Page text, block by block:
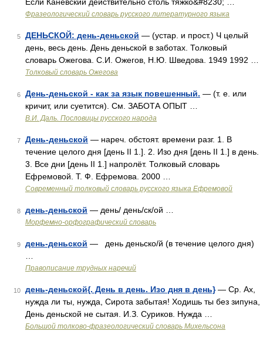
Фразеологический словарь русского литературного языка
5 ДЕНЬСКОЙ: день-деньской — (устар. и прост.) Ч целый
день, весь день. День деньской в заботах. Толковый
словарь Ожегова. С.И. Ожегов, Н.Ю. Шведова. 1949 1992 …
Толковый словарь Ожегова
6 День-деньской - как за язык повешенный. — (т. е. или
кричит, или суетится). См. ЗАБОТА ОПЫТ …
В.И. Даль. Пословицы русского народа
7 День-деньской — нареч. обстоят. времени разг. 1. В
течение целого дня [день II 1.]. 2. Изо дня [день II 1.] в день.
3. Все дни [день II 1.] напролёт. Толковый словарь
Ефремовой. Т. Ф. Ефремова. 2000 …
Современный толковый словарь русского языка Ефремовой
8 день-деньской — день/ день/ск/ой …
Морфемно-орфографический словарь
9 день-деньской — день деньско/й (в течение целого дня)
Правописание трудных наречий
10 день-деньской{. День в день. Изо дня в день}— Ср. Ах,
нужда ли ты, нужда, Сирота забытая! Ходишь ты без зипуна,
День деньской не сытая. И.З. Суриков. Нужда …
Большой толково-фразеологический словарь Михельсона